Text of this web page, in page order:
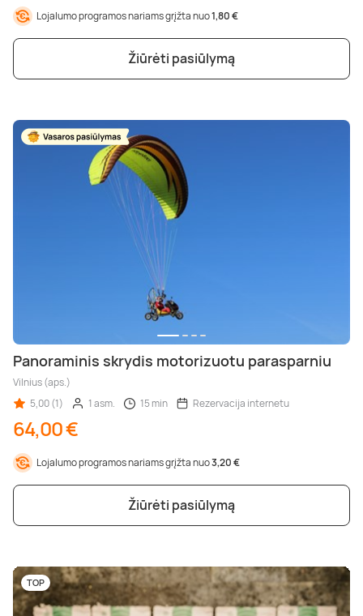
Lojalumo programos nariams grįžta nuo1,80 €
Žiūrėti pasiūlymą
Panoraminis skrydis motorizuotu parasparniu
Vilnius (aps.)
5,00 (1)
1 asm. 15 min Rezervacija internetu
64,00 €
Lojalumo programos nariams grįžta nuo3,20 €
Žiūrėti pasiūlymą
TOP